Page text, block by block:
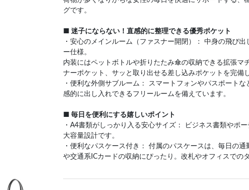
グです。
■ 迷子にならない！直感的に整理できる優秀ポケット
・安心のメインルーム（ファスナー開閉）： 中身の飛び
ー仕様。
内装にはペットボトルや折りたたみ傘の収納できる拡張マ
ナーポケット、サッと取り出せる差し込みポケットを完備
・便利な外側サブルーム： スマートフォンやパスポート
感的に出し入れできるフリールームを備えています。
■ 毎日を便利にする嬉しいポイント
・A4書類がしっかり入る安心サイズ： ビジネス書類やポ
大容量設計です。
・便利なパスケース付き： 付属のパスケースは、毎日の
や交通系ICカードの収納にぴったり。改札やオフィスでの